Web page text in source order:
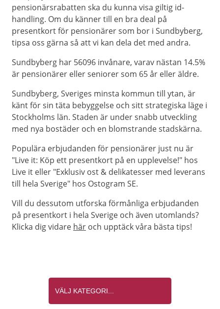
pensionärsrabatten ska du kunna visa giltig id-
handling. Om du känner till en bra deal på
presentkort för pensionärer som bor i Sundbyberg,
tipsa oss gärna så att vi kan dela det med andra.
Sundbyberg har 56096 invånare, varav nästan 14.5%
är pensionärer eller seniorer som 65 år eller äldre.
Sundbyberg, Sveriges minsta kommun till ytan, är
känt för sin täta bebyggelse och sitt strategiska läge i
Stockholms län. Staden är under snabb utveckling
med nya bostäder och en blomstrande stadskärna.
Populära erbjudanden för pensionärer just nu är
"Live it: Köp ett presentkort på en upplevelse!" hos
Live it eller "Exklusiv ost & delikatesser med leverans
till hela Sverige" hos Ostogram SE.
Vill du dessutom utforska förmånliga erbjudanden
på presentkort i hela Sverige och även utomlands?
Klicka dig vidare här och upptäck våra bästa tips!